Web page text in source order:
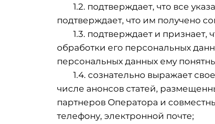
1.2. подтверждает, что все
подтверждает, что им получено
1.3. подтверждает и признает,
обработки его персональных
персональных данных ему
1.4. сознательно выражает
числе анонсов статей,
партнеров Оператора и
телефону, электронной почте;